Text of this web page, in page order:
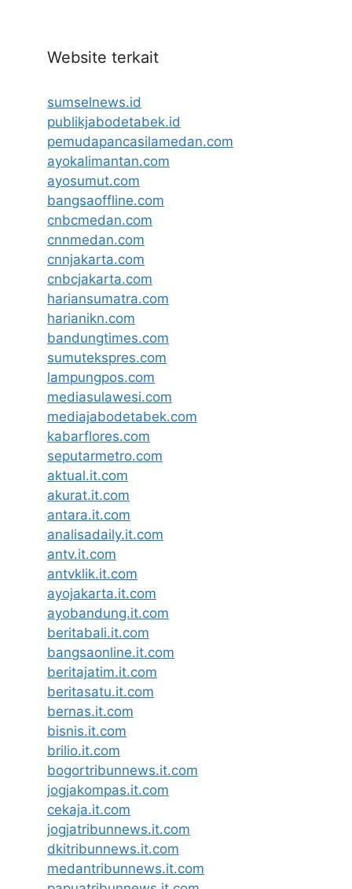
Website terkait
sumselnews.id
publikjabodetabek.id
pemudapancasilamedan.com
ayokalimantan.com
ayosumut.com
bangsaoffline.com
cnbcmedan.com
cnnmedan.com
cnnjakarta.com
cnbcjakarta.com
hariansumatra.com
harianikn.com
bandungtimes.com
sumutekspres.com
lampungpos.com
mediasulawesi.com
mediajabodetabek.com
kabarflores.com
seputarmetro.com
aktual.it.com
akurat.it.com
antara.it.com
analisadaily.it.com
antv.it.com
antvklik.it.com
ayojakarta.it.com
ayobandung.it.com
beritabali.it.com
bangsaonline.it.com
beritajatim.it.com
beritasatu.it.com
bernas.it.com
bisnis.it.com
brilio.it.com
bogortribunnews.it.com
jogjakompas.it.com
cekaja.it.com
jogjatribunnews.it.com
dkitribunnews.it.com
medantribunnews.it.com